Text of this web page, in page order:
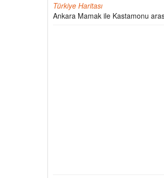
Türkiye Haritası
Ankara Mamak ile Kastamonu